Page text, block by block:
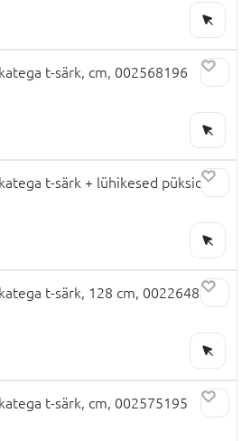
t-särk, cm, 002568196
t-särk + lühikesed püksid,
t-särk, 128 cm, 002264889
t-särk, cm, 002575195